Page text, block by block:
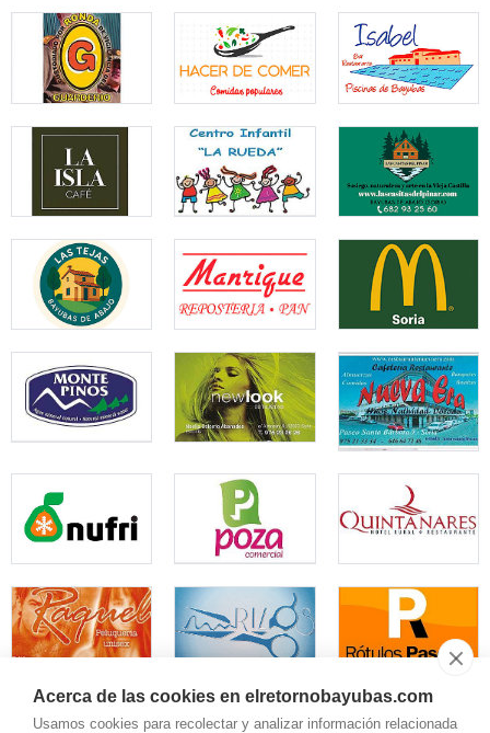
Acerca de las cookies en elretornobayubas.com
Usamos cookies para recolectar y analizar información relacionada